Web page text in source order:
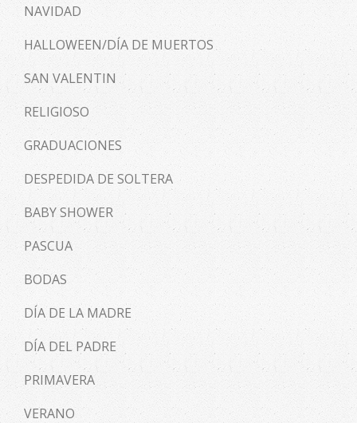
NAVIDAD
HALLOWEEN/DÍA DE MUERTOS
SAN VALENTIN
RELIGIOSO
GRADUACIONES
DESPEDIDA DE SOLTERA
BABY SHOWER
PASCUA
BODAS
DÍA DE LA MADRE
DÍA DEL PADRE
PRIMAVERA
VERANO